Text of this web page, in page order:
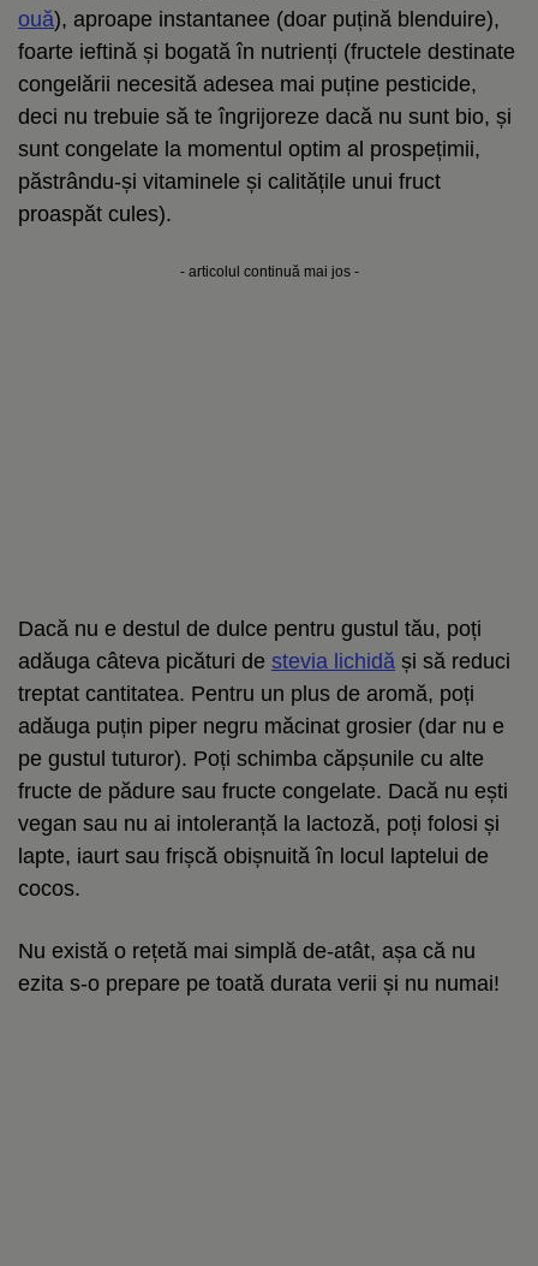
ouă), aproape instantanee (doar puțină blenduire),
foarte ieftină și bogată în nutrienți (fructele destinate
congelării necesită adesea mai puține pesticide,
deci nu trebuie să te îngrijoreze dacă nu sunt bio, și
sunt congelate la momentul optim al prospețimii,
păstrându-și vitaminele și calitățile unui fruct
proaspăt cules).
- articolul continuă mai jos -
Dacă nu e destul de dulce pentru gustul tău, poți
adăuga câteva picături de stevia lichidă și să reduci
treptat cantitatea. Pentru un plus de aromă, poți
adăuga puțin piper negru măcinat grosier (dar nu e
pe gustul tuturor). Poți schimba căpșunile cu alte
fructe de pădure sau fructe congelate. Dacă nu ești
vegan sau nu ai intoleranță la lactoză, poți folosi și
lapte, iaurt sau frișcă obișnuită în locul laptelui de
cocos.
Nu există o rețetă mai simplă de-atât, așa că nu
ezita s-o prepare pe toată durata verii și nu numai!